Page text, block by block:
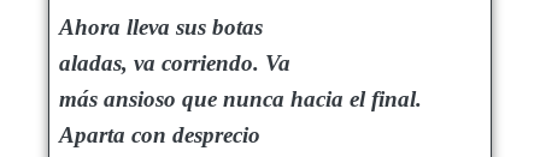
Ahora lleva sus botas
aladas, va corriendo. Va
más ansioso que nunca hacia el final.
Aparta con desprecio